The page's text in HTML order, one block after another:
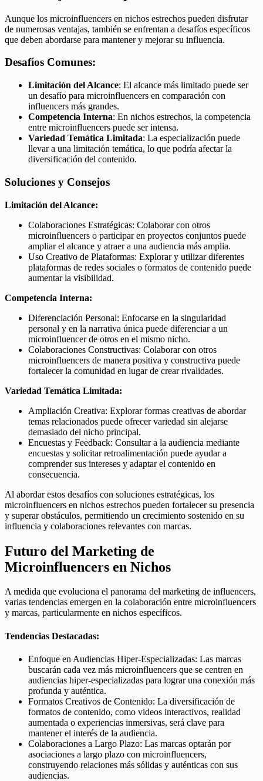
Aunque los microinfluencers en nichos estrechos pueden disfrutar
de numerosas ventajas, también se enfrentan a desafíos específicos
que deben abordarse para mantener y mejorar su influencia.
Desafíos Comunes:
Limitación del Alcance: El alcance más limitado puede ser
un desafío para microinfluencers en comparación con
influencers más grandes.
Competencia Interna: En nichos estrechos, la competencia
entre microinfluencers puede ser intensa.
Variedad Temática Limitada: La especialización puede
llevar a una limitación temática, lo que podría afectar la
diversificación del contenido.
Soluciones y Consejos
Limitación del Alcance:
Colaboraciones Estratégicas: Colaborar con otros
microinfluencers o participar en proyectos conjuntos puede
ampliar el alcance y atraer a una audiencia más amplia.
Uso Creativo de Plataformas: Explorar y utilizar diferentes
plataformas de redes sociales o formatos de contenido puede
aumentar la visibilidad.
Competencia Interna:
Diferenciación Personal: Enfocarse en la singularidad
personal y en la narrativa única puede diferenciar a un
microinfluencer de otros en el mismo nicho.
Colaboraciones Constructivas: Colaborar con otros
microinfluencers de manera positiva y constructiva puede
fortalecer la comunidad en lugar de crear rivalidades.
Variedad Temática Limitada:
Ampliación Creativa: Explorar formas creativas de abordar
temas relacionados puede ofrecer variedad sin alejarse
demasiado del nicho principal.
Encuestas y Feedback: Consultar a la audiencia mediante
encuestas y solicitar retroalimentación puede ayudar a
comprender sus intereses y adaptar el contenido en
consecuencia.
Al abordar estos desafíos con soluciones estratégicas, los
microinfluencers en nichos estrechos pueden fortalecer su presencia
y superar obstáculos, permitiendo un crecimiento sostenido en su
influencia y colaboraciones relevantes con marcas.
Futuro del Marketing de
Microinfluencers en Nichos
A medida que evoluciona el panorama del marketing de influencers,
varias tendencias emergen en la colaboración entre microinfluencers
y marcas, particularmente en nichos específicos.
Tendencias Destacadas:
Enfoque en Audiencias Hiper-Especializadas: Las marcas
buscarán cada vez más microinfluencers que se centren en
audiencias hiper-especializadas para lograr una conexión más
profunda y auténtica.
Formatos Creativos de Contenido: La diversificación de
formatos de contenido, como videos interactivos, realidad
aumentada o experiencias inmersivas, será clave para
mantener el interés de la audiencia.
Colaboraciones a Largo Plazo: Las marcas optarán por
asociaciones a largo plazo con microinfluencers,
construyendo relaciones más sólidas y auténticas con sus
audiencias.